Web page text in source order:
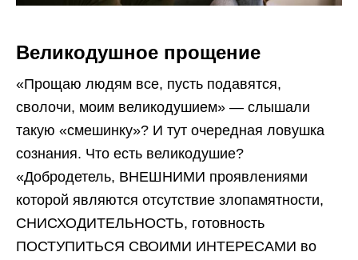
Великодушное прощение
«Прощаю людям все, пусть подавятся,
сволочи, моим великодушием» — слышали
такую «смешинку»? И тут очередная ловушка
сознания. Что есть великодушие?
«Добродетель, ВНЕШНИМИ проявлениями
которой являются отсутствие злопамятности,
СНИСХОДИТЕЛЬНОСТЬ, готовность
ПОСТУПИТЬСЯ СВОИМИ ИНТЕРЕСАМИ во